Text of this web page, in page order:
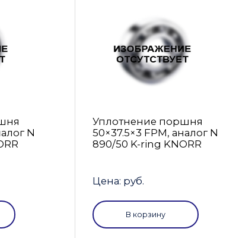
N
Уплотнение поршня
50×37.5×3 FРM, аналог N
890/50 K-ring KNORR
Цена: руб.
В корзину